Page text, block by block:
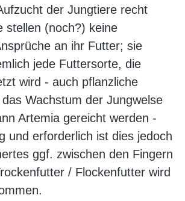
der Jungtiere recht
stellen (noch?) keine
an ihr Futter; sie
jede Futtersorte, die
wird - auch pflanzliche
Wachstum der Jungwelse
Artemia gereicht werden -
und erforderlich ist dies jedoch
ggf. zwischen den Fingern
/ Flockenfutter wird